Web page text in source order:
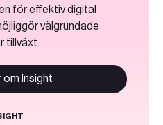
för effektiv digital
välgrundade
tillväxt.
om Insight